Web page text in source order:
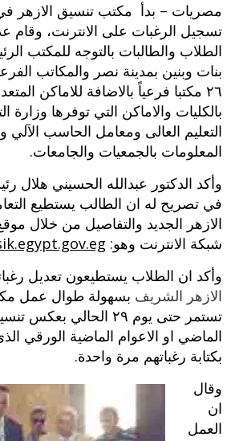
مصريات – بدأ مكتب تنسيق الازهر‮
تسجيل الرغبات على الانترنت، و‮قام
الطلاب والطالبات بالتوجه للمكتب
بنات وبنين بمدينة نصر والمكاتب
‮٦٢ ‬مكتبا فرعياً بالاضافة للاماكن
بالكليات والاماكن التي توفرها وزارة
التعليم العالى ومعامل الحاسب الآلي
المعلومات بالجمعيات والجامعات‮.‬
وأكد الدكتور عبدالله الحسيني هلال
في تصريح له ان الطالب يستطيع
الازهر الجديد والتفاصيل من خلال
شبكة الانترنت وهو:
‮‬وأكد ان الطلاب يستطيعون تعديل
الازهر الشريف بسهولة طوال عمل
تستمر حتى يوم ‮٩٢ الحالي بعكس
الماضي او الاعوام الماضية الورقي
بكتابة رغباتهم مرة واحدة‮.‬
وقال
ان
العمل